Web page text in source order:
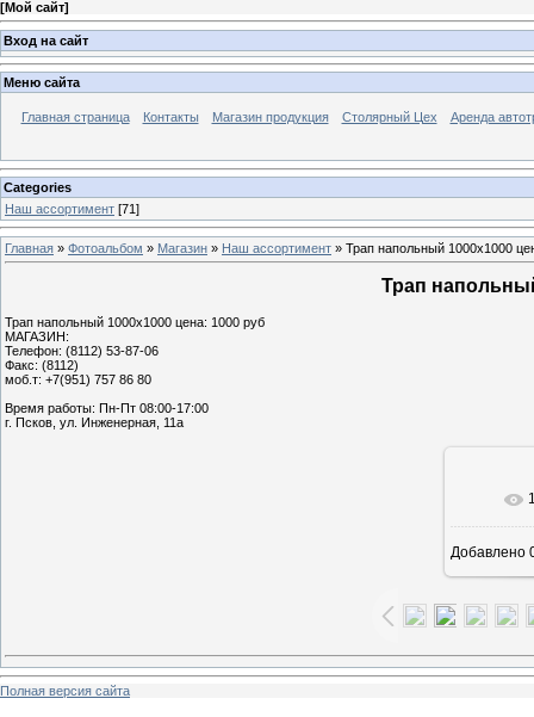
[Мой сайт]
Вход на сайт
Меню сайта
Главная страница Контакты Магазин продукция Столярный Цех Аренда
Categories
Наш ассортимент [71]
Главная » Фотоальбом » Магазин » Наш ассортимент » Трап напольный 1000х1000
Трап
Трап напольный 1000х1000 цена: 1000 руб
МАГАЗИН:
Телефон: (8112) 53-87-06
Факс: (8112)
моб.т: +7(951) 757 86 80
Время работы: Пн-Пт 08:00-17:00
г. Псков, ул. Инженерная, 11а
В
Добавлено
Полная версия сайта